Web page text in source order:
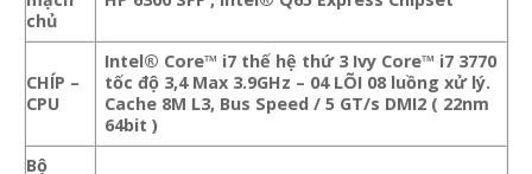
chủ
CHÍP –
CPU
Intel® Core™ i7 thế hệ thứ 3 Ivy Core™ i7 3770
tốc độ 3,4 Max 3.9GHz – 04 LÕI 08 luồng xử lý.
Cache 8M L3, Bus Speed / 5 GT/s DMI2 ( 22nm
64bit )
Bộ